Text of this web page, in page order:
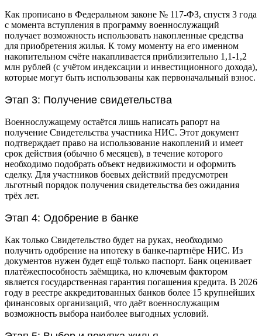
Как прописано в Федеральном законе № 117-ФЗ, спустя 3 года
с момента вступления в программу военнослужащий
получает возможность использовать накопленные средства
для приобретения жилья. К тому моменту на его именном
накопительном счёте накапливается приблизительно 1,1-1,2
млн рублей (с учётом индексации и инвестиционного дохода),
которые могут быть использованы как первоначальный взнос.
Этап 3: Получение свидетельства
Военнослужащему остаётся лишь написать рапорт на
получение Свидетельства участника НИС. Этот документ
подтверждает право на использование накоплений и имеет
срок действия (обычно 6 месяцев), в течение которого
необходимо подобрать объект недвижимости и оформить
сделку. Для участников боевых действий предусмотрен
льготный порядок получения свидетельства без ожидания
трёх лет.
Этап 4: Одобрение в банке
Как только Свидетельство будет на руках, необходимо
получить одобрение на ипотеку в банке-партнёре НИС. Из
документов нужен будет ещё только паспорт. Банк оценивает
платёжеспособность заёмщика, но ключевым фактором
является государственная гарантия погашения кредита. В 2026
году в реестре аккредитованных банков более 15 крупнейших
финансовых организаций, что даёт военнослужащим
возможность выбора наиболее выгодных условий.